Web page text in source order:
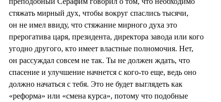
стяжать мирный дух, чтобы вокруг спаслись тысячи,
он не имел ввиду, что стяжание мирного духа это
прерогатива царя, президента, директора завода или кого
угодно другого, кто имеет властные полномочия. Нет,
он рассуждал совсем не так. Ты не должен ждать, что
спасение и улучшение начнется с кого-то еще, ведь оно
должно начаться с тебя. Это не будет выглядеть как
«реформа» или «смена курса», потому что подобные